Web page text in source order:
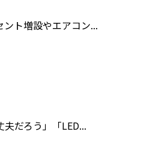
ト増設やエアコン...
だろう」「LED...